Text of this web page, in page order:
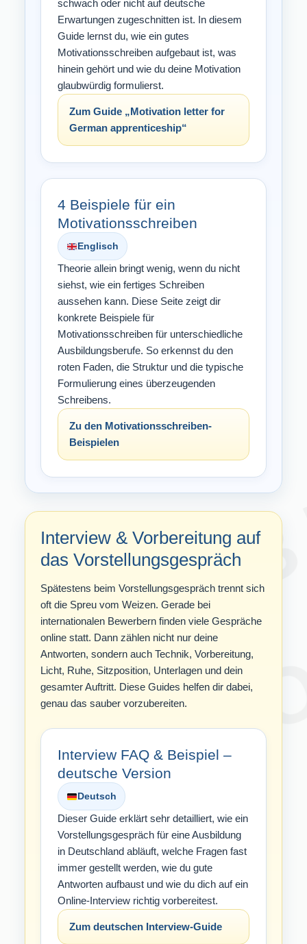
schwach oder nicht auf deutsche
Erwartungen zugeschnitten ist. In diesem
Guide lernst du, wie ein gutes
Motivationsschreiben aufgebaut ist, was
hinein gehört und wie du deine Motivation
glaubwürdig formulierst.
Zum Guide „Motivation letter for
German apprenticeship“
4 Beispiele für ein
Motivationsschreiben
Englisch
Theorie allein bringt wenig, wenn du nicht
siehst, wie ein fertiges Schreiben
aussehen kann. Diese Seite zeigt dir
konkrete Beispiele für
Motivationsschreiben für unterschiedliche
Ausbildungsberufe. So erkennst du den
roten Faden, die Struktur und die typische
Formulierung eines überzeugenden
Schreibens.
Zu den Motivationsschreiben-
Beispielen
Interview & Vorbereitung auf
das Vorstellungsgespräch
Spätestens beim Vorstellungsgespräch trennt sich
oft die Spreu vom Weizen. Gerade bei
internationalen Bewerbern finden viele Gespräche
online statt. Dann zählen nicht nur deine
Antworten, sondern auch Technik, Vorbereitung,
Licht, Ruhe, Sitzposition, Unterlagen und dein
gesamter Auftritt. Diese Guides helfen dir dabei,
genau das sauber vorzubereiten.
Interview FAQ & Beispiel –
deutsche Version
Deutsch
Dieser Guide erklärt sehr detailliert, wie ein
Vorstellungsgespräch für eine Ausbildung
in Deutschland abläuft, welche Fragen fast
immer gestellt werden, wie du gute
Antworten aufbaust und wie du dich auf ein
Online-Interview richtig vorbereitest.
Zum deutschen Interview-Guide